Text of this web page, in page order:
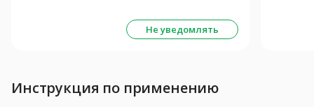
Не уведомлять
Инструкция по применению